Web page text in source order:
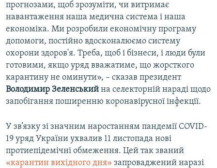
прогнозами, щоб зрозуміти, чи витримає
навантаження наша медична система і наша
економіка. Ми розробили економічну програму
допомоги, постійно вдосконалюємо систему
охорони здоров'я. Треба, щоб і бізнеси, і люди були
готовими, якщо уряд вважатиме, що жорсткого
карантину не оминути», – сказав президент
Володимир Зеленський на селекторній нараді щодо
запобігання поширенню коронавірусної інфекції.
У зв’язку зі значним наростанням пандемії COVID-
19 уряд України ухвалив 11 листопада нові
протиепідемічні обмеження. Цей так званий
«карантин вихідного дня» запроваджений наразі